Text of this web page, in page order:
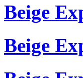
Beige
Beige